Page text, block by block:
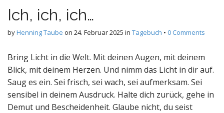
Ich, ich, ich…
byHenning Taube on 24. Februar 2025 in Tagebuch • 0 Comments
Bring Licht in die Welt. Mit deinen Augen, mit deinem
Blick, mit deinem Herzen. Und nimm das Licht in dir auf.
Saug es ein. Sei frisch, sei wach, sei aufmerksam. Sei
sensibel in deinem Ausdruck. Halte dich zurück, gehe in
Demut und Bescheidenheit. Glaube nicht, du seist